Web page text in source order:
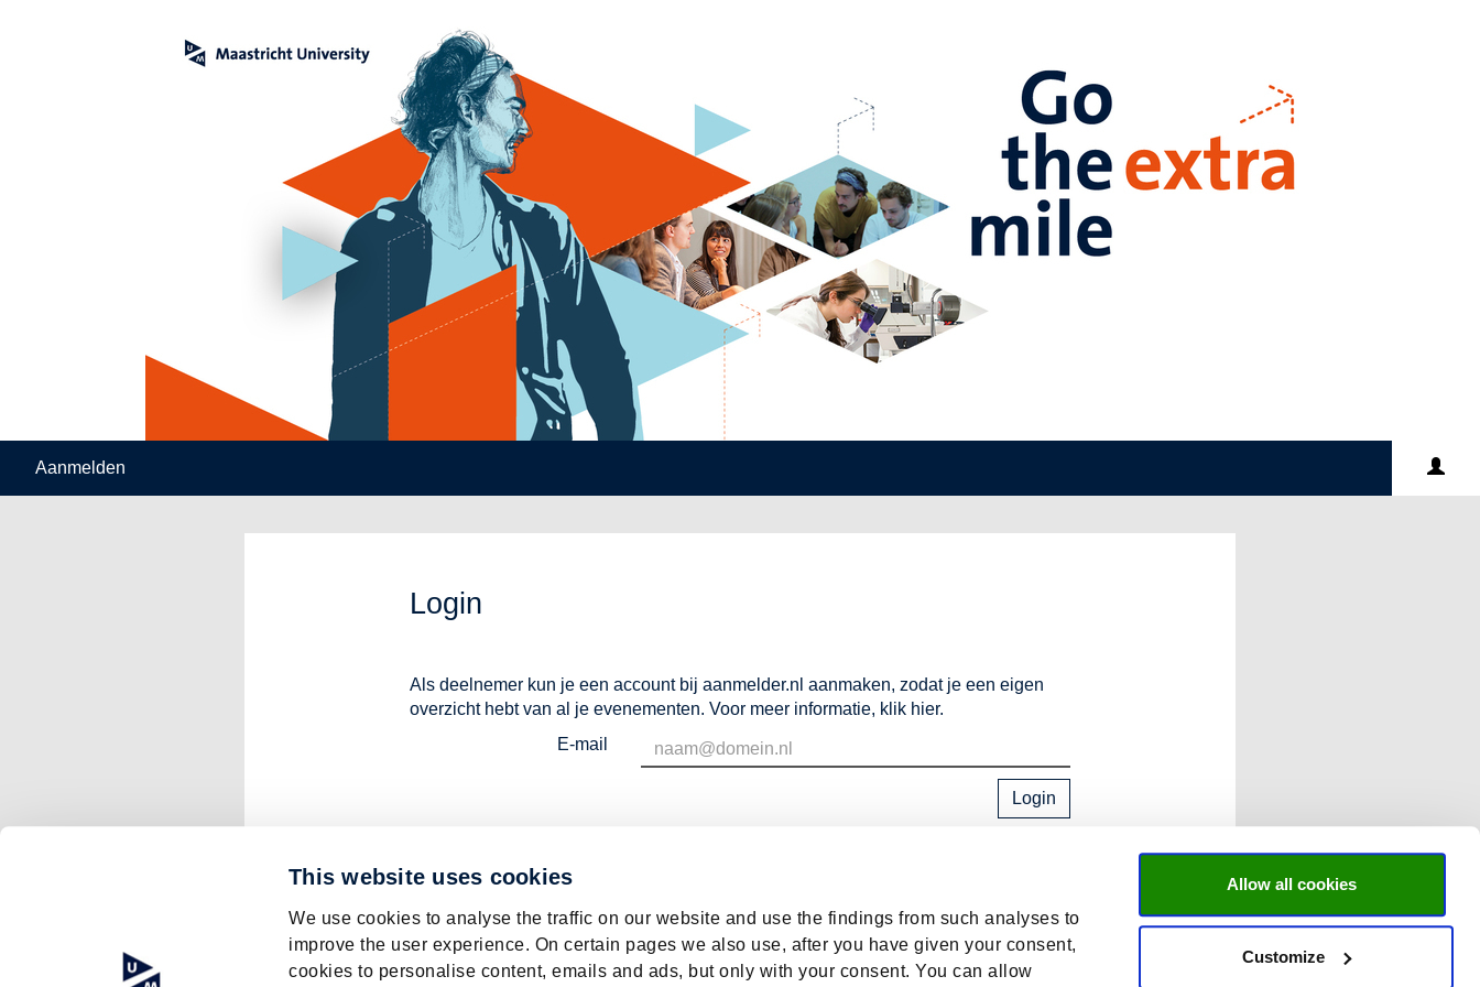
This website uses cookies
We use cookies to analyse the traffic on our website and use the findings from such analyses to
improve the user experience. On certain pages we also use, after you have given your consent,
cookies to personalise content, emails and ads, but only with your consent. You can allow
Allow all cookies
Customize
Aanmelden
Login
Als deelnemer kun je een account bij aanmelder.nl aanmaken, zodat je een eigen
overzicht hebt van al je evenementen. Voor meer informatie, klik hier.
E-mail
Login